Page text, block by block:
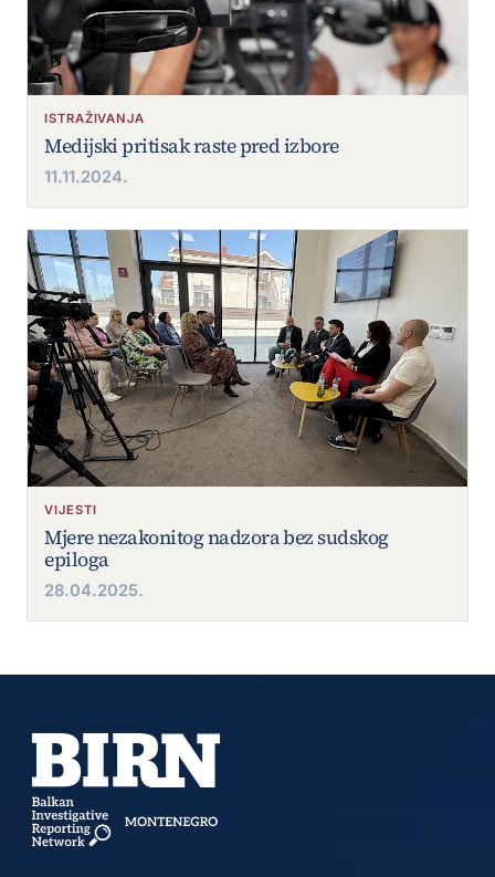
ISTRAŽIVANJA
Medijski pritisak raste pred izbore
11.11.2024.
VIJESTI
Mjere nezakonitog nadzora bez sudskog
epiloga
28.04.2025.